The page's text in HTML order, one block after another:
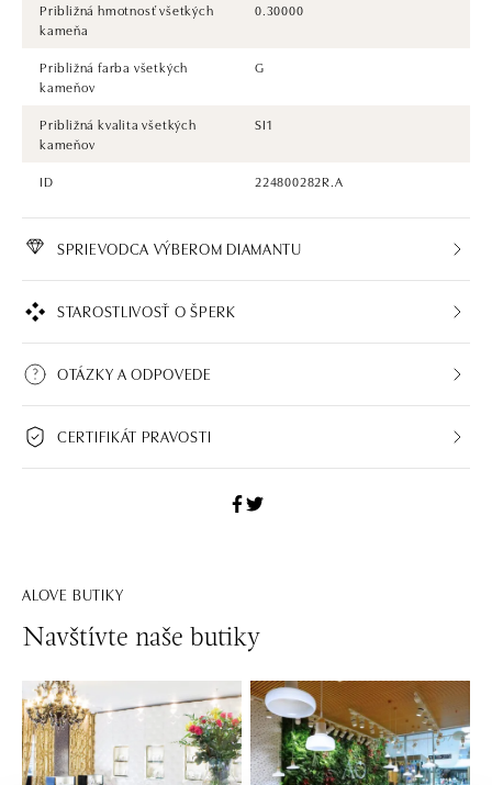
Približná hmotnosť všetkých
kameňa
0.30000
Približná farba všetkých
kameňov
G
Približná kvalita všetkých
kameňov
SI1
ID 224800282R.A
SPRIEVODCA VÝBEROM DIAMANTU
STAROSTLIVOSŤ O ŠPERK
OTÁZKY A ODPOVEDE
CERTIFIKÁT PRAVOSTI
ALOVE BUTIKY
Navštívte naše butiky